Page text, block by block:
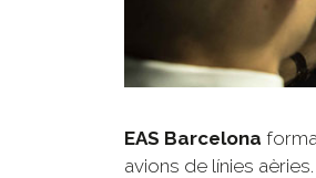
EAS Barcelona
avions de línies aèries.